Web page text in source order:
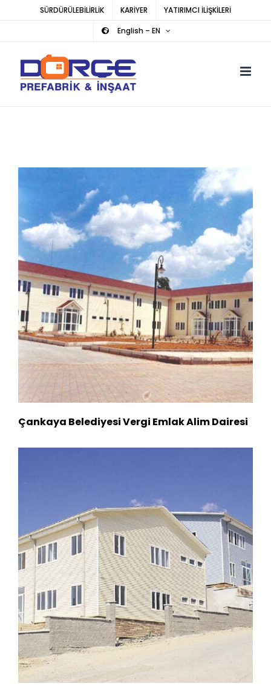
SÜRDÜRÜLEBİLİRLİK KARİYER
YATIRIMCI İLİŞKİLERİ
English – EN
Çankaya Belediyesi Vergi Emlak Alim Dairesi